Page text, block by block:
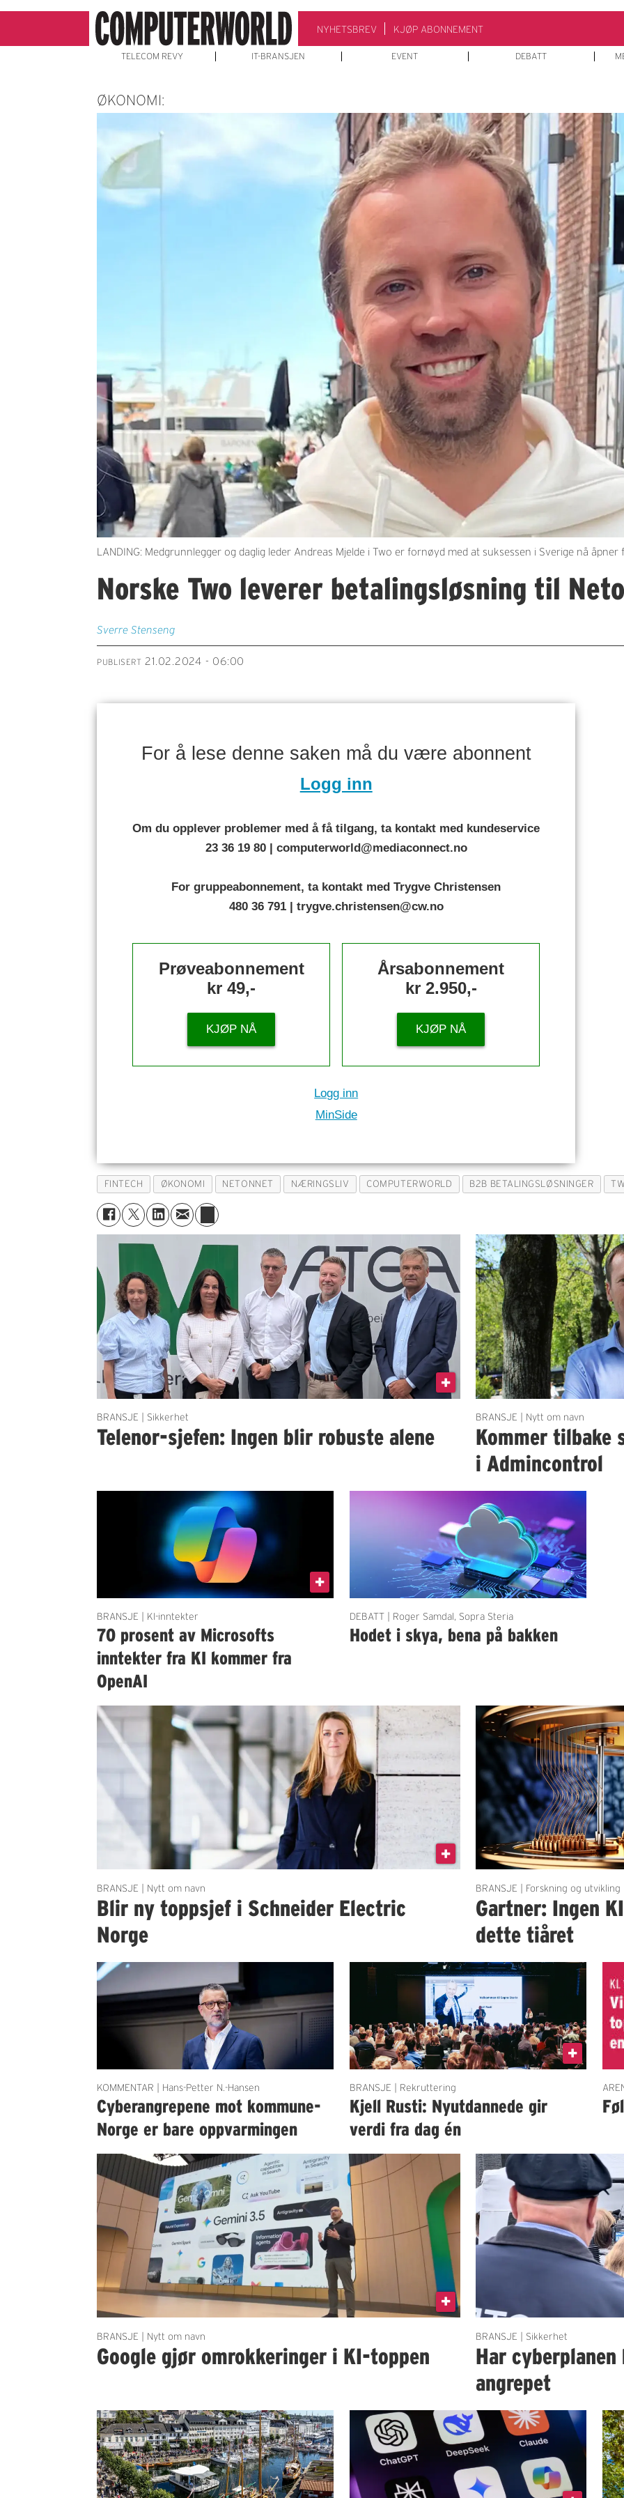
NYHETSBREV KJØP ABONNEMENT
TELECOM REVY IT-BRANSJEN EVENT DEBATT
ØKONOMI:
LANDING: Medgrunnlegger og daglig leder Andreas Mjelde i Two er fornøyd med at suksessen i Sverige nå
Norske Two leverer betalingsløsning til
Sverre Stenseng
PUBLISERT 21.02.2024 - 06:00
For å lese denne saken må du være abonnent
Logg inn
Om du opplever problemer med å få tilgang, ta kontakt med kundeservice
23 36 19 80 | computerworld@mediaconnect.no
For gruppeabonnement, ta kontakt med Trygve Christensen
480 36 791 | trygve.christensen@cw.no
Prøveabonnement
kr 49,-
KJØP NÅ
Årsabonnement
kr 2.950,-
KJØP NÅ
Logg inn
MinSide
FINTECH ØKONOMI NETONNET NÆRINGSLIV COMPUTERWORLD B2B BETALINGSLØSNINGER
BRANSJE | Sikkerhet
Telenor-sjefen: Ingen blir robuste alene
BRANSJE | Nytt om navn
Kommer tilbake
i Admincontrol
BRANSJE | KI-inntekter
70 prosent av Microsofts
inntekter fra KI kommer fra
OpenAI
DEBATT | Roger Samdal, Sopra Steria
Hodet i skya, bena på bakken
BRANSJE | Nytt om navn
Blir ny toppsjef i Schneider Electric
Norge
BRANSJE | Forskning og utvikling
Gartner: Ingen
dette tiåret
KOMMENTAR | Hans-Petter N.-Hansen
Cyberangrepene mot kommune-
Norge er bare oppvarmingen
BRANSJE | Rekruttering
Kjell Rusti: Nyutdannede gir
verdi fra dag én
BRANSJE | Nytt om navn
Google gjør omrokkeringer i KI-toppen
BRANSJE | Sikkerhet
Har
angrepet